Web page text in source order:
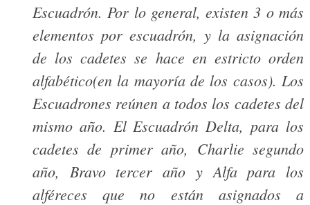
Escuadrón. Por lo general, existen 3 o más
elementos por escuadrón, y la asignación
de los cadetes se hace en estricto orden
alfabético(en la mayoría de los casos). Los
Escuadrones reúnen a todos los cadetes del
mismo año. El Escuadrón Delta, para los
cadetes de primer año, Charlie segundo
año, Bravo tercer año y Alfa para los
alféreces que no están asignados a